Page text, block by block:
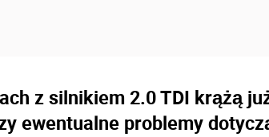
z silnikiem 2.0 TDI krążą
ewentualne problemy